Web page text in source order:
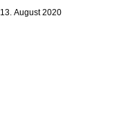
13. August 2020